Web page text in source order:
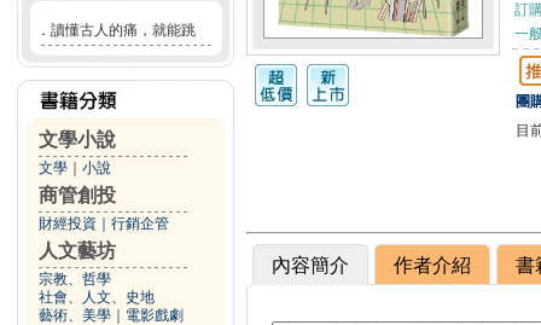
． 讀懂古人的痛，就能跳
文學小說
文學 小說
商管創投
財經投資 行銷企管
人文藝坊
宗教、哲學
社會、人文、史地
藝術、美學
電影戲劇
訂
一
團
目
內容簡介 作者介紹 書